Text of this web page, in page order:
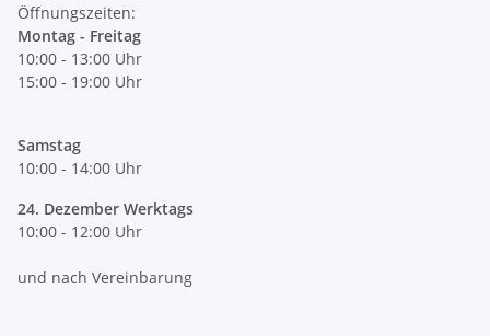
Öffnungszeiten:
Montag - Freitag
10:00 - 13:00 Uhr
15:00 - 19:00 Uhr
Samstag
10:00 - 14:00 Uhr
24. Dezember Werktags
10:00 - 12:00 Uhr
und nach Vereinbarung